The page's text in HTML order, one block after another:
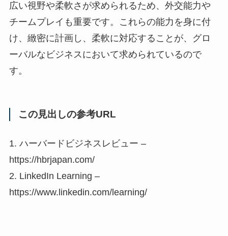
広い視野や柔軟さが求められるため、外交能力や
チームプレイも重要です。これらの能力を身に付
け、緻密に計画し、柔軟に対応することが、グロ
ーバルなビジネスにおいて求められているので
す。
この見出しの参考URL
1. ハーバードビジネスレビュー –
https://hbrjapan.com/
2. LinkedIn Learning –
https://www.linkedin.com/learning/